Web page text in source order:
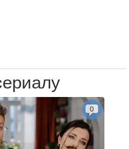
0